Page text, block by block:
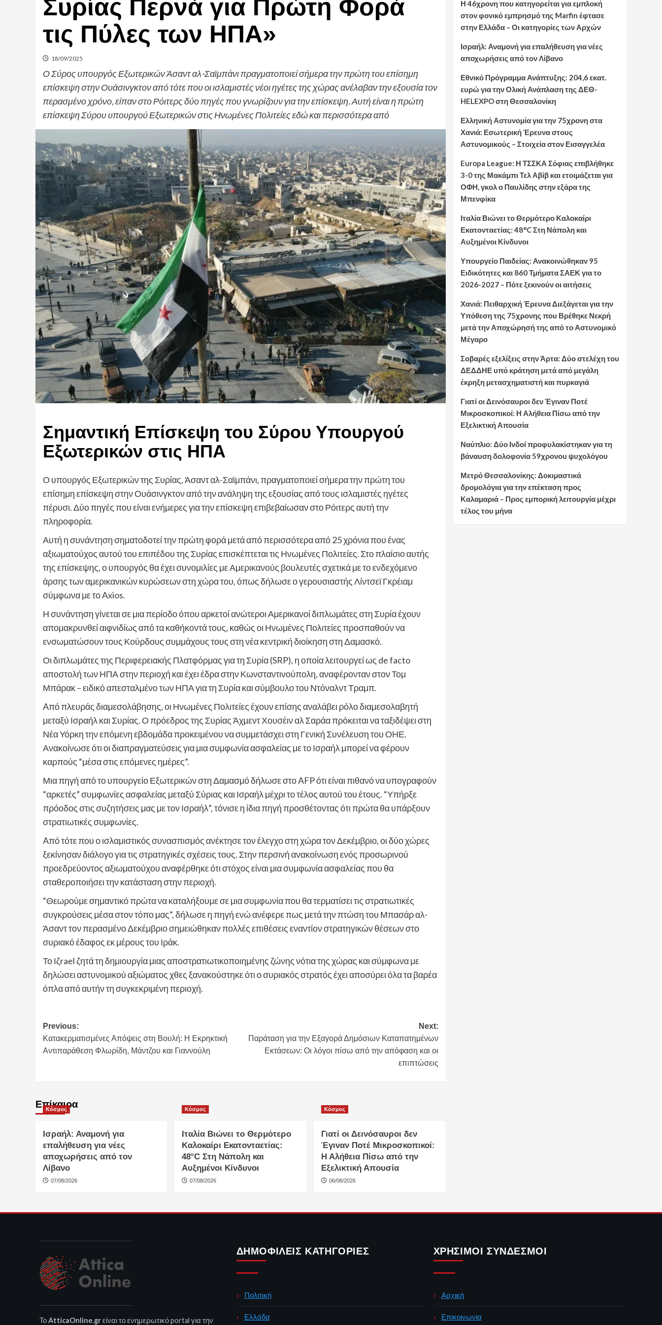
Συρίας Περνά για Πρώτη Φορά
τις Πύλες των ΗΠΑ»
18/09/2025
Ο Σύρος υπουργός Εξωτερικών Άσαντ αλ-Σαϊμπάνι πραγματοποιεί σήμερα την πρώτη του επίσημη
επίσκεψη στην Ουάσινγκτον από τότε που οι ισλαμιστές νέοι ηγέτες της χώρας ανέλαβαν την εξουσία τον
περασμένο χρόνο, είπαν στο Ρόιτερς δύο πηγές που γνωρίζουν για την επίσκεψη. Αυτή είναι η πρώτη
επίσκεψη Σύρου υπουργού Εξωτερικών στις Ηνωμένες Πολιτείες εδώ και περισσότερα από
Σημαντική Επίσκεψη του Σύρου Υπουργού
Εξωτερικών στις ΗΠΑ
Ο υπουργός Εξωτερικών της Συρίας, Άσαντ αλ-Σαϊμπάνι, πραγματοποιεί σήμερα την πρώτη του
επίσημη επίσκεψη στην Ουάσινγκτον από την ανάληψη της εξουσίας από τους ισλαμιστές ηγέτες
πέρυσι. Δύο πηγές που είναι ενήμερες για την επίσκεψη επιβεβαίωσαν στο Ρόιτερς αυτή την
πληροφορία.
Αυτή η συνάντηση σηματοδοτεί την πρώτη φορά μετά από περισσότερα από 25 χρόνια που ένας
αξιωματούχος αυτού του επιπέδου της Συρίας επισκέπτεται τις Ηνωμένες Πολιτείες. Στο πλαίσιο αυτής
της επίσκεψης, ο υπουργός θα έχει συνομιλίες με Αμερικανούς βουλευτές σχετικά με το ενδεχόμενο
άρσης των αμερικανικών κυρώσεων στη χώρα του, όπως δήλωσε ο γερουσιαστής Λίντσεϊ Γκρέιαμ
σύμφωνα με το Axios.
Η συνάντηση γίνεται σε μια περίοδο όπου αρκετοί ανώτεροι Αμερικανοί διπλωμάτες στη Συρία έχουν
απομακρυνθεί αιφνιδίως από τα καθήκοντά τους, καθώς οι Ηνωμένες Πολιτείες προσπαθούν να
ενσωματώσουν τους Κούρδους συμμάχους τους στη νέα κεντρική διοίκηση στη Δαμασκό.
Οι διπλωμάτες της Περιφερειακής Πλατφόρμας για τη Συρία (SRP), η οποία λειτουργεί ως de facto
αποστολή των ΗΠΑ στην περιοχή και έχει έδρα στην Κωνσταντινούπολη, αναφέρονταν στον Τομ
Μπάρακ – ειδικό απεσταλμένο των ΗΠΑ για τη Συρία και σύμβουλο του Ντόναλντ Τραμπ.
Aπό πλευράς διαμεσολάβησης, οι Ηνωμένες Πολιτείες έχουν επίσης αναλάβει ρόλο διαμεσολαβητή
μεταξύ Ισραήλ και Συρίας. Ο πρόεδρος της Συρίας Άχμεντ Χουσέιν αλ Σαράα πρόκειται να ταξιδέψει στη
Νέα Υόρκη την επόμενη εβδομάδα προκειμένου να συμμετάσχει στη Γενική Συνέλευση του ΟΗΕ.
Ανακοίνωσε ότι οι διαπραγματεύσεις για μια συμφωνία ασφαλείας με το Ισραήλ μπορεί να φέρουν
καρπούς “μέσα στις επόμενες ημέρες”.
Μια πηγή από το υπουργείο Εξωτερικών στη Δαμασμό δήλωσε στο AFP ότι είναι πιθανό να υπογραφούν
“αρκετές” συμφωνίες ασφαλείας μεταξύ Σύριας και Ισραήλ μέχρι το τέλος αυτού του έτους. “Υπήρξε
πρόοδος στις συζητήσεις μας με τον Ισραήλ”, τόνισε η ίδια πηγή προσθέτοντας ότι πρώτα θα υπάρξουν
στρατιωτικές συμφωνίες.
Aπό τότε που ο ισλαμιστικός συνασπισμός ανέκτησε τον έλεγχο στη χώρα τον Δεκέμβριο, οι δύο χώρες
ξεκίνησαν διάλογο για τις στρατηγικές σχέσεις τους. Στην περσινή ανακοίνωση ενός προσωρινού
προεδρεύοντος αξιωματούχου αναφέρθηκε ότι στόχος είναι μια συμφωνία ασφαλείας που θα
σταθεροποιήσει την κατάσταση στην περιοχή.
“Θεωρούμε σημαντικό πρώτα να καταλήξουμε σε μια συμφωνία που θα τερματίσει τις στρατιωτικές
συγκρούσεις μέσα στον τόπο μας”, δήλωσε η πηγή ενώ ανέφερε πως μετά την πτώση του Μπασάρ αλ-
Άσαντ τον περασμένο Δεκέμβριο σημειώθηκαν πολλές επιθέσεις εναντίον στρατηγικών θέσεων στο
συριακό έδαφος εκ μέρους του Ιράκ.
Το Ιζrael ζητά τη δημιουργία μιας αποστρατιωτικοποιημένης ζώνης νότια της χώρας και σύμφωνα με
δηλώσει αστυνομικού αξιώματος χθες ξανακούστηκε ότι ο συριακός στρατός έχει αποσύρει όλα τα βαρέα
όπλα από αυτήν τη συγκεκριμένη περιοχή.
Post
navigation
Previous:
Κατακερματισμένες Απόψεις στη Βουλή: Η Εκρηκτική
Αντιπαράθεση Φλωρίδη, Μάντζου και Γιαννούλη
Next:
Παράταση για την Εξαγορά Δημόσιων Καταπατημένων
Εκτάσεων: Οι λόγοι πίσω από την απόφαση και οι
επιπτώσεις
Επίκαιρα
Κόσμος
Ισραήλ: Αναμονή για
επαλήθευση για νέες
αποχωρήσεις από τον
Λίβανο
07/08/2026
Κόσμος
Ιταλία Βιώνει το Θερμότερο
Καλοκαίρι Εκατονταετίας:
48°C Στη Νάπολη και
Αυξημένοι Κίνδυνοι
07/08/2026
Κόσμος
Γιατί οι Δεινόσαυροι δεν
Έγιναν Ποτέ Μικροσκοπικοί:
Η Αλήθεια Πίσω από την
Εξελικτική Απουσία
06/08/2026
Η 46χρονη που κατηγορείται για εμπλοκή
στον φονικό εμπρησμό της Marfin έφτασε
στην Ελλάδα – Οι κατηγορίες των Αρχών
Ισραήλ: Αναμονή για επαλήθευση για νέες
αποχωρήσεις από τον Λίβανο
Εθνικό Πρόγραμμα Ανάπτυξης: 204,6 εκατ.
ευρώ για την Ολική Ανάπλαση της ΔΕΘ-
HELEXPO στη Θεσσαλονίκη
Ελληνική Αστυνομία για την 75χρονη στα
Χανιά: Εσωτερική Έρευνα στους
Αστυνομικούς – Στοιχεία στον Εισαγγελέα
Europa League: Η ΤΣΣΚΑ Σόφιας επιβλήθηκε
3-0 της Μακάμπι Τελ Αβίβ και ετοιμάζεται για
ΟΦΗ, γκολ ο Παυλίδης στην εξάρα της
Μπενφίκα
Ιταλία Βιώνει το Θερμότερο Καλοκαίρι
Εκατονταετίας: 48°C Στη Νάπολη και
Αυξημένοι Κίνδυνοι
Υπουργείο Παιδείας: Ανακοινώθηκαν 95
Ειδικότητες και 860 Τμήματα ΣΑΕΚ για το
2026-2027 – Πότε ξεκινούν οι αιτήσεις
Χανιά: Πειθαρχική Έρευνα Διεξάγεται για την
Υπόθεση της 75χρονης που Βρέθηκε Νεκρή
μετά την Αποχώρησή της από το Αστυνομικό
Μέγαρο
Σοβαρές εξελίξεις στην Άρτα: Δύο στελέχη του
ΔΕΔΔΗΕ υπό κράτηση μετά από μεγάλη
έκρηξη μετασχηματιστή και πυρκαγιά
Γιατί οι Δεινόσαυροι δεν Έγιναν Ποτέ
Μικροσκοπικοί: Η Αλήθεια Πίσω από την
Εξελικτική Απουσία
Ναύπλιο: Δύο Ινδοί προφυλακίστηκαν για τη
βάναυση δολοφονία 59χρονου ψυχολόγου
Μετρό Θεσσαλονίκης: Δοκιμαστικά
δρομολόγια για την επέκταση προς
Καλαμαριά – Προς εμπορική λειτουργία μέχρι
τέλος του μήνα
ΤοAtticaOnline.grείναι το ενημερωτικό portal για την
ΔΗΜΟΦΙΛΕΊΣ ΚΑΤΗΓΟΡΊΕΣ
Πολιτική
Ελλάδα
ΧΡΉΣΙΜΟΙ ΣΎΝΔΕΣΜΟΙ
Αρχική
Επικοινωνία